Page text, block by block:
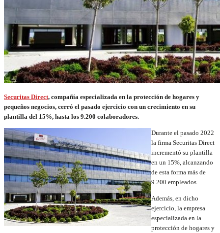
Securitas Direct, compañía especializada en la protección de hogares y
pequeños negocios, cerró el pasado ejercicio con un crecimiento en su
plantilla del 15%, hasta los 9.200 colaboradores.
Durante el pasado 2022
la firma Securitas Direct
incrementó su plantilla
en un 15%, alcanzando
de esta forma más de
9.200 empleados.
Además, en dicho
ejercicio, la empresa
especializada en la
protección de hogares y